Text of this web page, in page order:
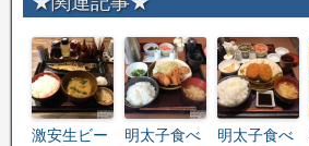
激安生ビー
明太子食べ
明太子食べ